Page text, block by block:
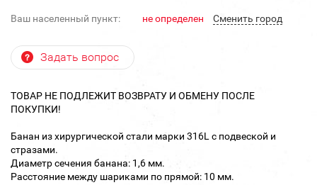
Ваш населенный пункт: не определен Cменить город
Задать вопрос
ТОВАР НЕ ПОДЛЕЖИТ ВОЗВРАТУ И ОБМЕНУ ПОСЛЕ
ПОКУПКИ!
Банан из хирургической стали марки 316L с подвеской и
стразами.
Диаметр сечения банана: 1,6 мм.
Расстояние между шариками по прямой: 10 мм.